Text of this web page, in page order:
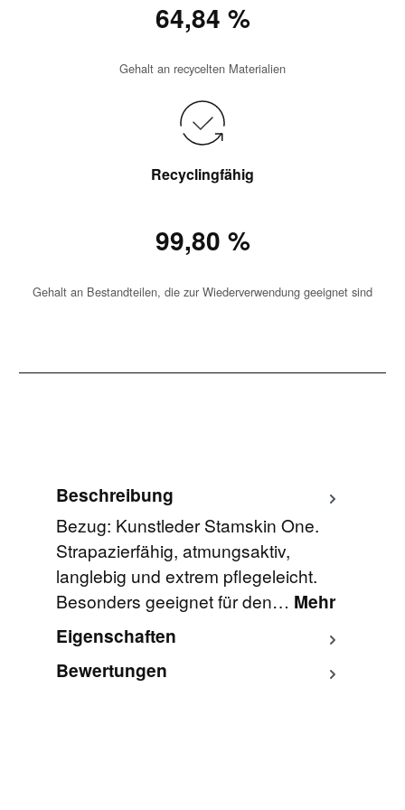
64,84 %
Gehalt an recycelten Materialien
Recyclingfähig
99,80 %
Gehalt an Bestandteilen, die zur Wiederverwendung geeignet sind
Beschreibung
Bezug: Kunstleder Stamskin One.
Strapazierfähig, atmungsaktiv,
langlebig und extrem pflegeleicht.
Besonders geeignet für den… Mehr
Eigenschaften
Bewertungen